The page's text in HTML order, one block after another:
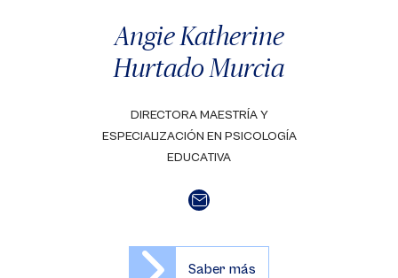
Angie Katherine
Hurtado Murcia
DIRECTORA MAESTRÍA Y
ESPECIALIZACIÓN EN PSICOLOGÍA
EDUCATIVA
Saber más